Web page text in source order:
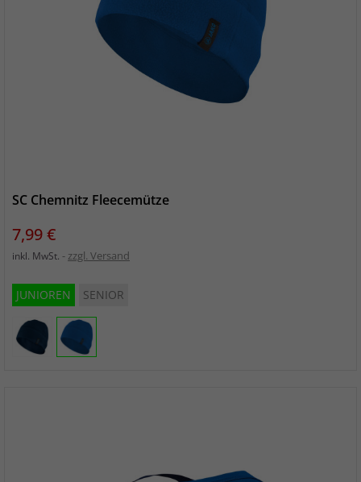
SC Chemnitz Fleecemütze
Preis
7,99 €
inkl. MwSt. zzgl. Versand
JUNIOREN SENIOR